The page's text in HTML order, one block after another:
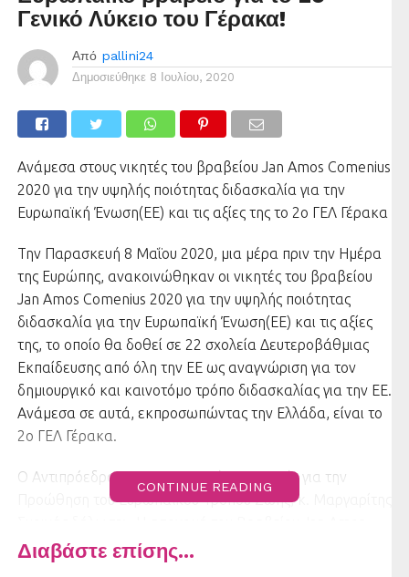
Γενικό Λύκειο του Γέρακα!
Από pallini24
Δημοσιεύθηκε 8 Ιουλίου, 2020
Ανάμεσα στους νικητές του βραβείου Jan Amos Comenius
2020 για την υψηλής ποιότητας διδασκαλία για την
Ευρωπαϊκή Ένωση(ΕΕ) και τις αξίες της το 2ο ΓΕΛ Γέρακα
Την Παρασκευή 8 Μαΐου 2020, μια μέρα πριν την Ημέρα
της Ευρώπης, ανακοινώθηκαν οι νικητές του βραβείου
Jan Amos Comenius 2020 για την υψηλής ποιότητας
διδασκαλία για την Ευρωπαϊκή Ένωση(ΕΕ) και τις αξίες
της, το οποίο θα δοθεί σε 22 σχολεία Δευτεροβάθμιας
Εκπαίδευσης από όλη την ΕΕ ως αναγνώριση για τον
δημιουργικό και καινοτόμο τρόπο διδασκαλίας για την ΕΕ.
Ανάμεσα σε αυτά, εκπροσωπώντας την Ελλάδα, είναι το
2ο ΓΕΛ Γέρακα.
Ο Αντιπρόεδρος της Ευρωπαϊκής Επιτροπής για την
Προώθηση του Ευρωπαϊκού Τρόπου Ζωής, κ. Μαργαρίτης
Comenius για πρώτη φορά σήμερα στα σχολεία και τους
δασκάλους για τη δημιουργική τους προσπάθεια στη
CONTINUE READING
Διαβάστε επίσης...